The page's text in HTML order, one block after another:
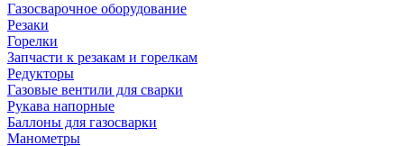
Газосварочное оборудование
Резаки
Горелки
Запчасти к резакам и горелкам
Редукторы
Газовые вентили для сварки
Рукава напорные
Баллоны для газосварки
Манометры